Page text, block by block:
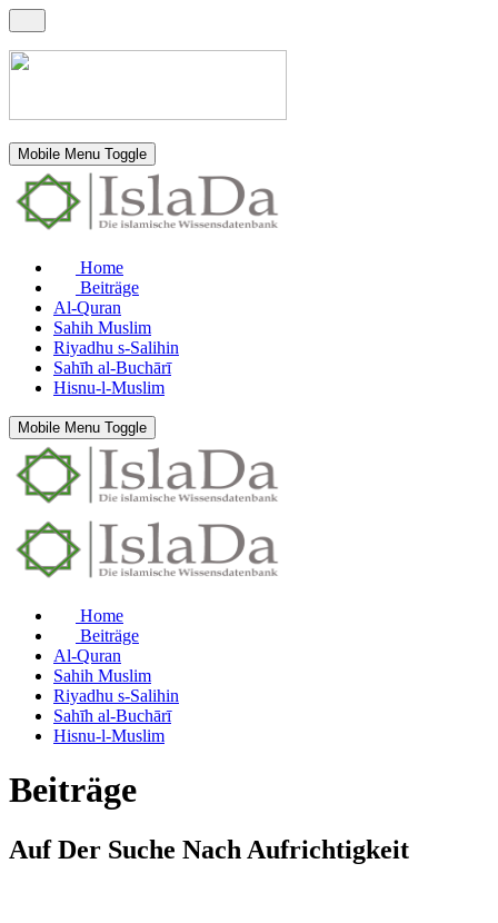
Mobile Menu Toggle
Home
Beiträge
Al-Quran
Sahih Muslim
Riyadhu s-Salihin
Sahīh al-Buchārī
Hisnu-l-Muslim
Mobile Menu Toggle
Home
Beiträge
Al-Quran
Sahih Muslim
Riyadhu s-Salihin
Sahīh al-Buchārī
Hisnu-l-Muslim
Beiträge
Auf Der Suche Nach Aufrichtigkeit